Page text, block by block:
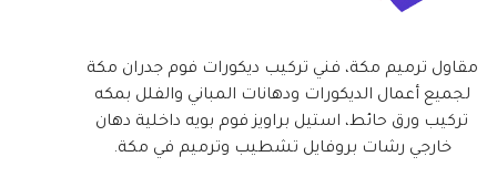
مقاول ترميم مكة، فني تركيب ديكورات فوم جدران مكة
لجميع أعمال الديكورات ودهانات المباني والفلل بمكه
تركيب ورق حائط، استيل براويز فوم بويه داخلية دهان
خارجي رشات بروفايل تشطيب وترميم في مكة.